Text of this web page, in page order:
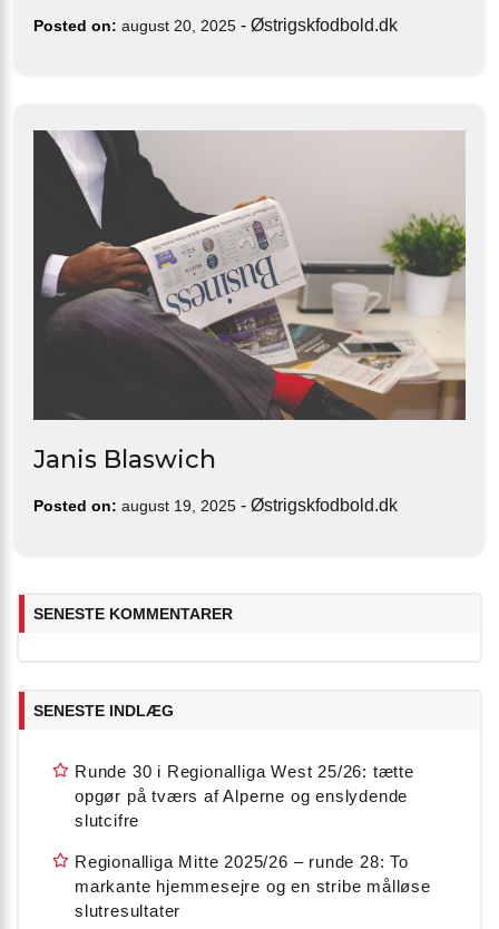
Posted on: august 20, 2025 - Østrigskfodbold.dk
Janis Blaswich
Posted on: august 19, 2025 - Østrigskfodbold.dk
SENESTE KOMMENTARER
SENESTE INDLÆG
Runde 30 i Regionalliga West 25/26: tætte
opgør på tværs af Alperne og enslydende
slutcifre
Regionalliga Mitte 2025/26 – runde 28: To
markante hjemmesejre og en stribe målløse
slutresultater